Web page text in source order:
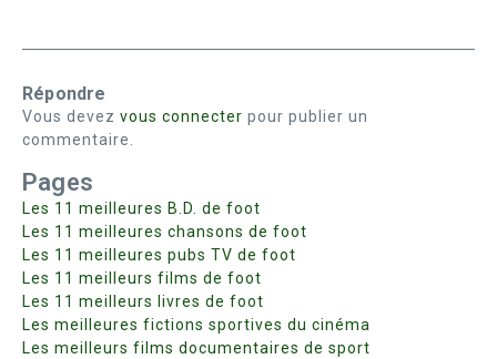
Répondre
Vous devez vous connecter pour publier un
commentaire.
Pages
Les 11 meilleures B.D. de foot
Les 11 meilleures chansons de foot
Les 11 meilleures pubs TV de foot
Les 11 meilleurs films de foot
Les 11 meilleurs livres de foot
Les meilleures fictions sportives du cinéma
Les meilleurs films documentaires de sport